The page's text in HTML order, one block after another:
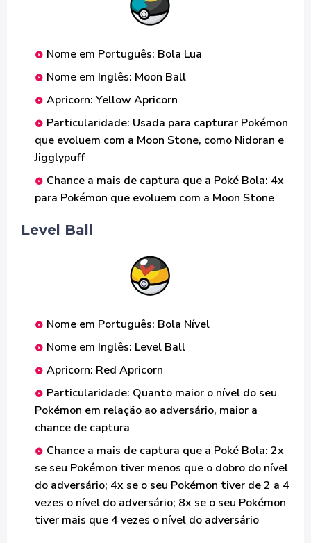
Nome em Português: Bola Lua
Nome em Inglês: Moon Ball
Apricorn: Yellow Apricorn
Particularidade: Usada para capturar Pokémon
que evoluem com a Moon Stone, como Nidoran e
Jigglypuff
Chance a mais de captura que a Poké Bola: 4x
para Pokémon que evoluem com a Moon Stone
Level Ball
Nome em Português: Bola Nível
Nome em Inglês: Level Ball
Apricorn: Red Apricorn
Particularidade: Quanto maior o nível do seu
Pokémon em relação ao adversário, maior a
chance de captura
Chance a mais de captura que a Poké Bola: 2x
se seu Pokémon tiver menos que o dobro do nível
do adversário; 4x se o seu Pokémon tiver de 2 a 4
vezes o nível do adversário; 8x se o seu Pokémon
tiver mais que 4 vezes o nível do adversário